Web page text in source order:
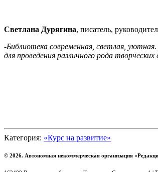
Светлана Дурягина, писатель,
-Библиотека современная, светлая,
для проведения различного рода
Категория: «Курс на развитие»
© 2026. Автономная некоммерческая организация